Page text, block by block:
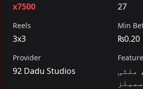
x7500 27
Reels
3x3
Min
₨0.20
Provider
92 Dadu Studios
ملٹی